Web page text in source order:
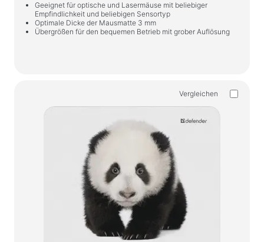
Geeignet für optische und Lasermäuse mit beliebiger
Empfindlichkeit und beliebigen Sensortyp
Optimale Dicke der Mausmatte 3 mm
Übergrößen für den bequemen Betrieb mit grober Auflösung
Vergleichen